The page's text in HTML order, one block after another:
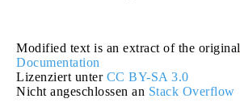
Modified text is an extract of the original
Documentation
Lizenziert unter CC BY-SA 3.0
Nicht angeschlossen an Stack Overflow